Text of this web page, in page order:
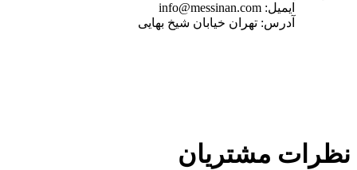
ایمیل: info@messinan.com
آدرس: تهران خیابان شیخ بهایی
نظرات مشتریان